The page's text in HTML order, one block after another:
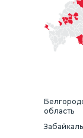
область